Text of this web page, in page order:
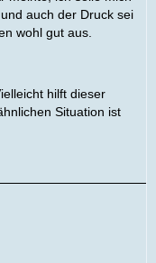
auch der Druck sei
wohl gut aus.
hilft dieser
Situation ist